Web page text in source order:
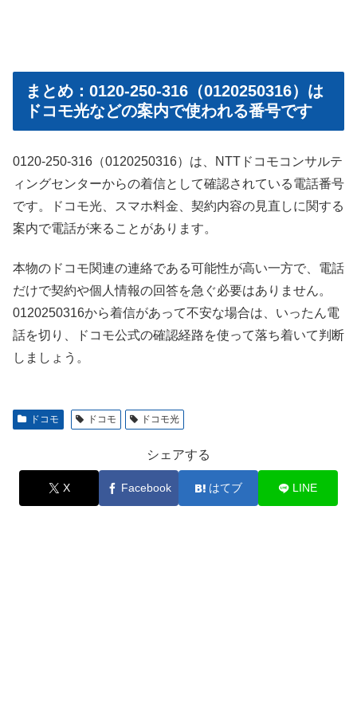
まとめ：0120-250-316（0120250316）は
ドコモ光などの案内で使われる番号です
0120-250-316（0120250316）は、NTTドコモコンサルテ
ィングセンターからの着信として確認されている電話番号
です。ドコモ光、スマホ料金、契約内容の見直しに関する
案内で電話が来ることがあります。
本物のドコモ関連の連絡である可能性が高い一方で、電話
だけで契約や個人情報の回答を急ぐ必要はありません。
0120250316から着信があって不安な場合は、いったん電
話を切り、ドコモ公式の確認経路を使って落ち着いて判断
しましょう。
ドコモ ドコモ ドコモ光
シェアする
X Facebook はてブ LINE